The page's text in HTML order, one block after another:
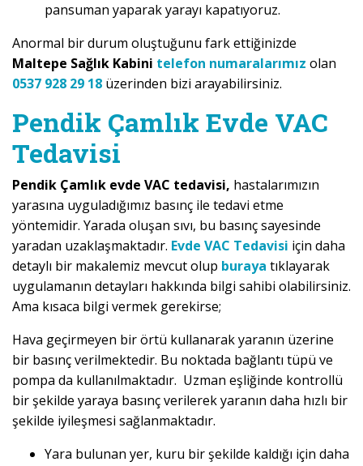
pansuman yaparak yarayı kapatıyoruz.
Anormal bir durum oluştuğunu fark ettiğinizde
Maltepe Sağlık Kabini telefon numaralarımız olan
0537 928 29 18 üzerinden bizi arayabilirsiniz.
Pendik Çamlık Evde VAC
Tedavisi
Pendik Çamlık evde VAC tedavisi, hastalarımızın
yarasına uyguladığımız basınç ile tedavi etme
yöntemidir. Yarada oluşan sıvı, bu basınç sayesinde
yaradan uzaklaşmaktadır. Evde VAC Tedavisi için daha
detaylı bir makalemiz mevcut olup buraya tıklayarak
uygulamanın detayları hakkında bilgi sahibi olabilirsiniz.
Ama kısaca bilgi vermek gerekirse;
Hava geçirmeyen bir örtü kullanarak yaranın üzerine
bir basınç verilmektedir. Bu noktada bağlantı tüpü ve
pompa da kullanılmaktadır. Uzman eşliğinde kontrollü
bir şekilde yaraya basınç verilerek yaranın daha hızlı bir
şekilde iyileşmesi sağlanmaktadır.
Yara bulunan yer, kuru bir şekilde kaldığı için daha